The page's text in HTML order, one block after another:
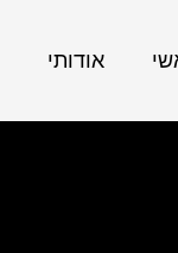
אודותי